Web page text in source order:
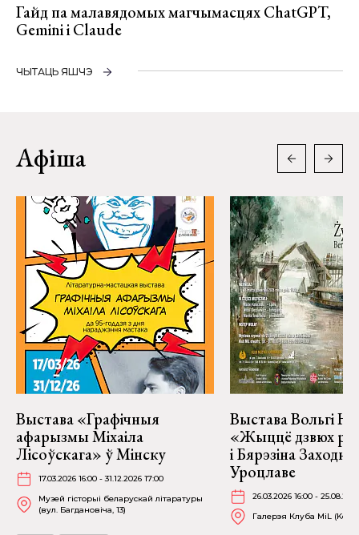
Гайд па малавядомых магчымасцях ChatGPT,
Gemini і Claude
ЧЫТАЦЬ ЯШЧЭ
Афіша
Выстава «Графічныя
афарызмы Міхаіла
Лісоўскага» ў Мінску
17.03.2026 16:00 - 31.12.2026 17:00
Музей гісторыі беларускай літаратуры
(вул. Багдановіча, 13)
Выстава Вольгі
«Жыццё дзвюх
і Бярэзіна
Уроцлаве
26.03.2026 16:00 -
Галерэя Клуба MiL